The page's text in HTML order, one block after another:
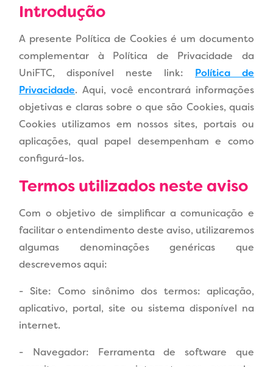
Introdução
A presente Política de Cookies é um documento
complementar à Política de Privacidade da
UniFTC, disponível neste link: Política de
Privacidade. Aqui, você encontrará informações
objetivas e claras sobre o que são Cookies, quais
Cookies utilizamos em nossos sites, portais ou
aplicações, qual papel desempenham e como
configurá-los.
Termos utilizados neste aviso
Com o objetivo de simplificar a comunicação e
facilitar o entendimento deste aviso, utilizaremos
algumas denominações genéricas que
descrevemos aqui:
- Site: Como sinônimo dos termos: aplicação,
aplicativo, portal, site ou sistema disponível na
internet.
- Navegador: Ferramenta de software que